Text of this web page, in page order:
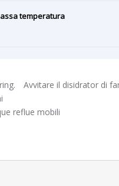
temperatura
Avvitare il disidrator di
reflue mobili